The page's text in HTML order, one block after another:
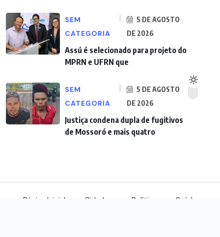
SEM
CATEGORIA
5 DE AGOSTO
DE 2026
Assú é selecionado para projeto do
MPRN e UFRN que
SEM
CATEGORIA
5 DE AGOSTO
DE 2026
Justiça condena dupla de fugitivos
de Mossoró e mais quatro
Página Inicial Cidades Política Saúde